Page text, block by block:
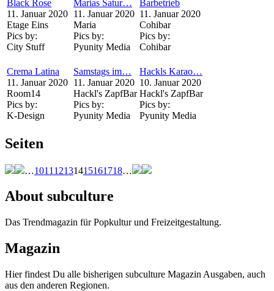
Black Rose
11. Januar 2020
Etage Eins
Pics by:
City Stuff
Marias Satur…
11. Januar 2020
Maria
Pics by:
Pyunity Media
Barbetrieb
11. Januar 2020
Cohibar
Pics by:
Cohibar
Crema Latina
11. Januar 2020
Room14
Pics by:
K-Design
Samstags im…
11. Januar 2020
Hackl's ZapfBar
Pics by:
Pyunity Media
Hackls Karao…
10. Januar 2020
Hackl's ZapfBar
Pics by:
Pyunity Media
Seiten
…1011 12131415161718…
About subculture
Das Trendmagazin für Popkultur und Freizeitgestaltung.
Magazin
Hier findest Du alle bisherigen subculture Magazin Ausgaben, auch
aus den anderen Regionen.